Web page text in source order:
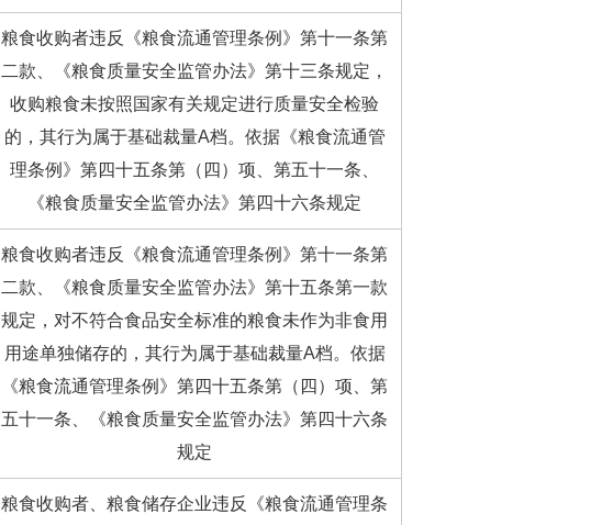
粮食收购者违反《粮食流通管理条例》第十一条第
二款、《粮食质量安全监管办法》第十三条规定，
收购粮食未按照国家有关规定进行质量安全检验
的，其行为属于基础裁量A档。依据《粮食流通管
理条例》第四十五条第（四）项、第五十一条、
《粮食质量安全监管办法》第四十六条规定
粮食收购者违反《粮食流通管理条例》第十一条第
二款、《粮食质量安全监管办法》第十五条第一款
规定，对不符合食品安全标准的粮食未作为非食用
用途单独储存的，其行为属于基础裁量A档。依据
《粮食流通管理条例》第四十五条第（四）项、第
五十一条、《粮食质量安全监管办法》第四十六条
规定
粮食收购者、粮食储存企业违反《粮食流通管理条